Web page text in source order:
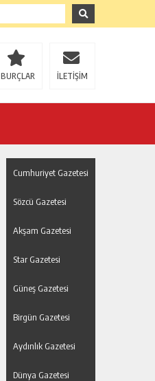
BURÇLAR İLETİŞİM
Cumhuriyet Gazetesi
Sözcü Gazetesi
Akşam Gazetesi
Star Gazetesi
Güneş Gazetesi
Birgün Gazetesi
Aydınlık Gazetesi
Dünya Gazetesi